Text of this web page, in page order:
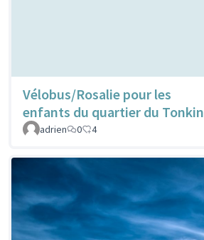
Vélobus/Rosalie pour les
enfants du quartier du Tonkin
adrien
0 4